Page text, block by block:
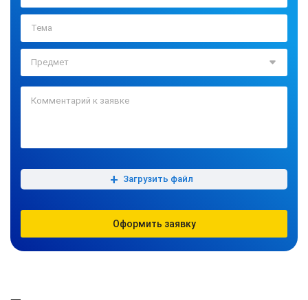
+ Загрузить файл
Оформить заявку